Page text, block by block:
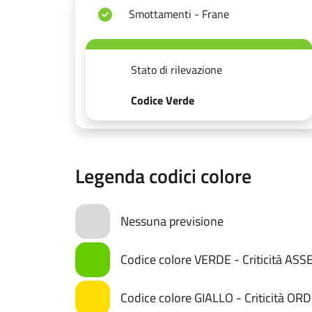
Smottamenti - Frane
Stato di rilevazione
Codice Verde
Legenda codici colore
Nessuna previsione
Codice colore VERDE - Criticità
Codice colore GIALLO - Criticità